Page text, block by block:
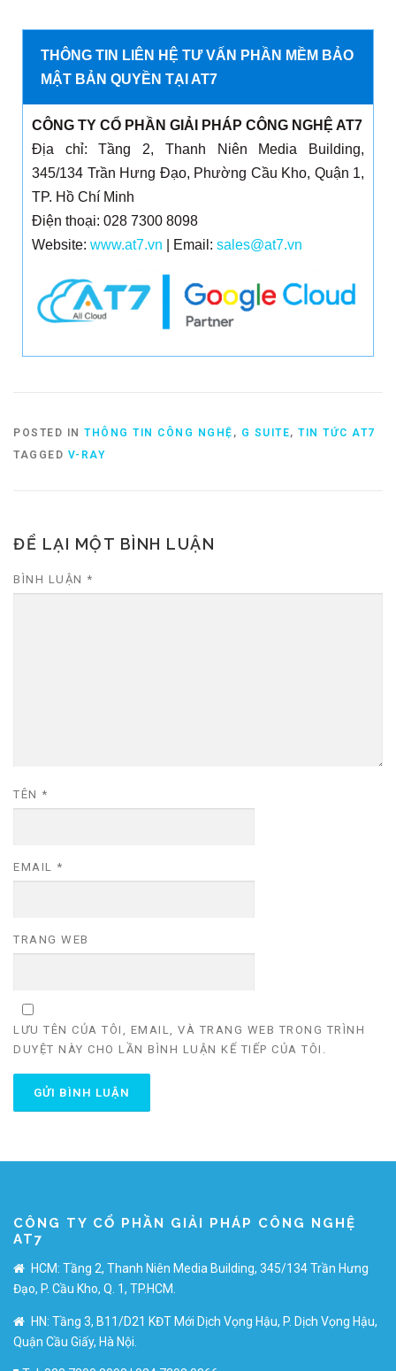
THÔNG TIN LIÊN HỆ TƯ VẤN PHẦN MỀM BẢO
MẬT BẢN QUYỀN TẠI AT7
CÔNG TY CỔ PHẦN GIẢI PHÁP CÔNG NGHỆ AT7
Địa chỉ: Tầng 2, Thanh Niên Media Building,
345/134 Trần Hưng Đạo, Phường Cầu Kho, Quận 1,
TP. Hồ Chí Minh
Điện thoại: 028 7300 8098
Website: www.at7.vn | Email: sales@at7.vn
POSTED IN THÔNG TIN CÔNG NGHỆ , G SUITE, TIN TỨC AT7
TAGGED V-RAY
ĐỂ LẠI MỘT BÌNH LUẬN
BÌNH LUẬN *
TÊN *
EMAIL *
TRANG WEB
LƯU TÊN CỦA TÔI, EMAIL, VÀ TRANG WEB TRONG TRÌNH
DUYỆT NÀY CHO LẦN BÌNH LUẬN KẾ TIẾP CỦA TÔI.
CÔNG TY CỔ PHẦN GIẢI PHÁP CÔNG NGHỆ
AT7
HCM: Tầng 2, Thanh Niên Media Building, 345/134 Trần Hưng
Đạo, P. Cầu Kho, Q. 1, TP.HCM.
HN: Tầng 3, B11/D21 KĐT Mới Dịch Vọng Hậu, P. Dịch Vọng Hậu,
Quận Cầu Giấy, Hà Nội.